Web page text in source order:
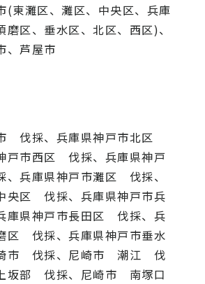
(東灘区、灘区、中央区、兵庫
磨区、垂水区、北区、西区)、
、芦屋市
伐採、兵庫県神戸市北区
戸市西区 伐採、兵庫県神戸
兵庫県神戸市灘区 伐採、
央区 伐採、兵庫県神戸市兵
県神戸市長田区 伐採、兵
区 伐採、兵庫県神戸市垂水
市 伐採、尼崎市 潮江 伐
坂部 伐採、尼崎市 南塚口